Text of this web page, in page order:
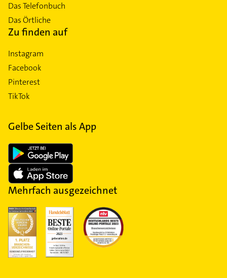
Das Telefonbuch
Das Örtliche
Zu finden auf
Instagram
Facebook
Pinterest
TikTok
Gelbe Seiten als App
Mehrfach ausgezeichnet